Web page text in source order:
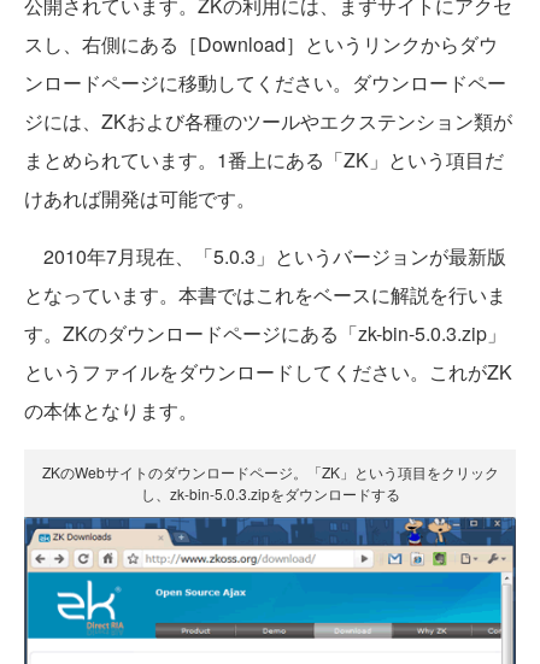
公開されています。ZKの利用には、まずサイトにアクセ
スし、右側にある［Download］というリンクからダウ
ンロードページに移動してください。ダウンロードペー
ジには、ZKおよび各種のツールやエクステンション類が
まとめられています。1番上にある「ZK」という項目だ
けあれば開発は可能です。
2010年7月現在、「5.0.3」というバージョンが最新版
となっています。本書ではこれをベースに解説を行いま
す。ZKのダウンロードページにある「zk-bin-5.0.3.zip」
というファイルをダウンロードしてください。これがZK
の本体となります。
ZKのWebサイトのダウンロードページ。「ZK」という項目をクリック
し、zk-bin-5.0.3.zipをダウンロードする